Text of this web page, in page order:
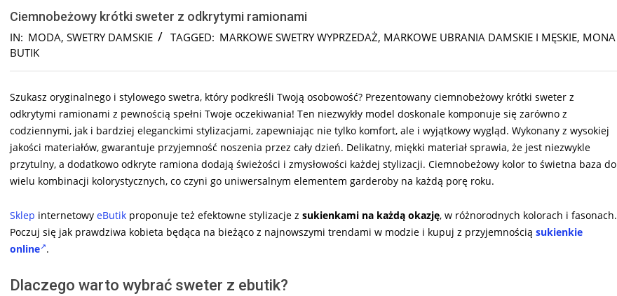
Ciemnobeżowy krótki sweter z odkrytymi ramionami
IN: MODA, SWETRY DAMSKIE TAGGED: MARKOWE SWETRY WYPRZEDAŻ, MARKOWE UBRANIA DAMSKIE I MĘSKIE, MONA
BUTIK
Szukasz oryginalnego i stylowego swetra, który podkreśli Twoją osobowość? Prezentowany ciemnobeżowy krótki sweter z
odkrytymi ramionami z pewnością spełni Twoje oczekiwania! Ten niezwykły model doskonale komponuje się zarówno z
codziennymi, jak i bardziej eleganckimi stylizacjami, zapewniając nie tylko komfort, ale i wyjątkowy wygląd. Wykonany z wysokiej
jakości materiałów, gwarantuje przyjemność noszenia przez cały dzień. Delikatny, miękki materiał sprawia, że jest niezwykle
przytulny, a dodatkowo odkryte ramiona dodają świeżości i zmysłowości każdej stylizacji. Ciemnobeżowy kolor to świetna baza do
wielu kombinacji kolorystycznych, co czyni go uniwersalnym elementem garderoby na każdą porę roku.
Sklep internetowy eButik proponuje też efektowne stylizacje z sukienkami na każdą okazję, w różnorodnych kolorach i fasonach.
Poczuj się jak prawdziwa kobieta będąca na bieżąco z najnowszymi trendami w modzie i kupuj z przyjemnością sukienkie
online .
Dlaczego warto wybrać sweter z ebutik?